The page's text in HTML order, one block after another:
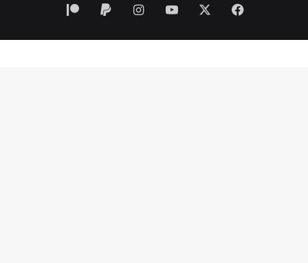
فيسبوك ‫YouTubeانستقرام
‏Paypal
‫Patreon